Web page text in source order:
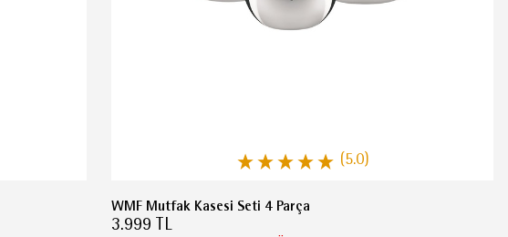
(5.0)
WMF Mutfak Kasesi Seti 4 Parça
3.999 TL